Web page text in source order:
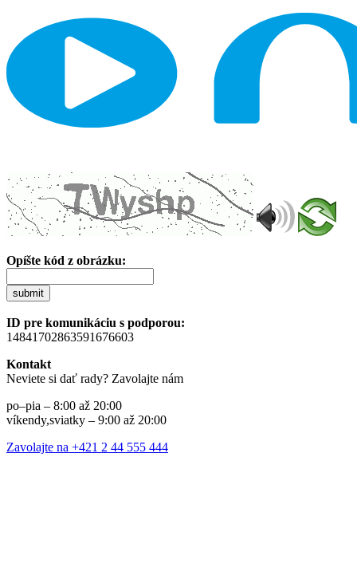
Opíšte kód z obrázku:
submit
ID pre komunikáciu s podporou:
14841702863591676603
Kontakt
Neviete si dať rady? Zavolajte nám
po–pia – 8:00 až 20:00
víkendy,sviatky – 9:00 až 20:00
Zavolajte na +421 2 44 555 444